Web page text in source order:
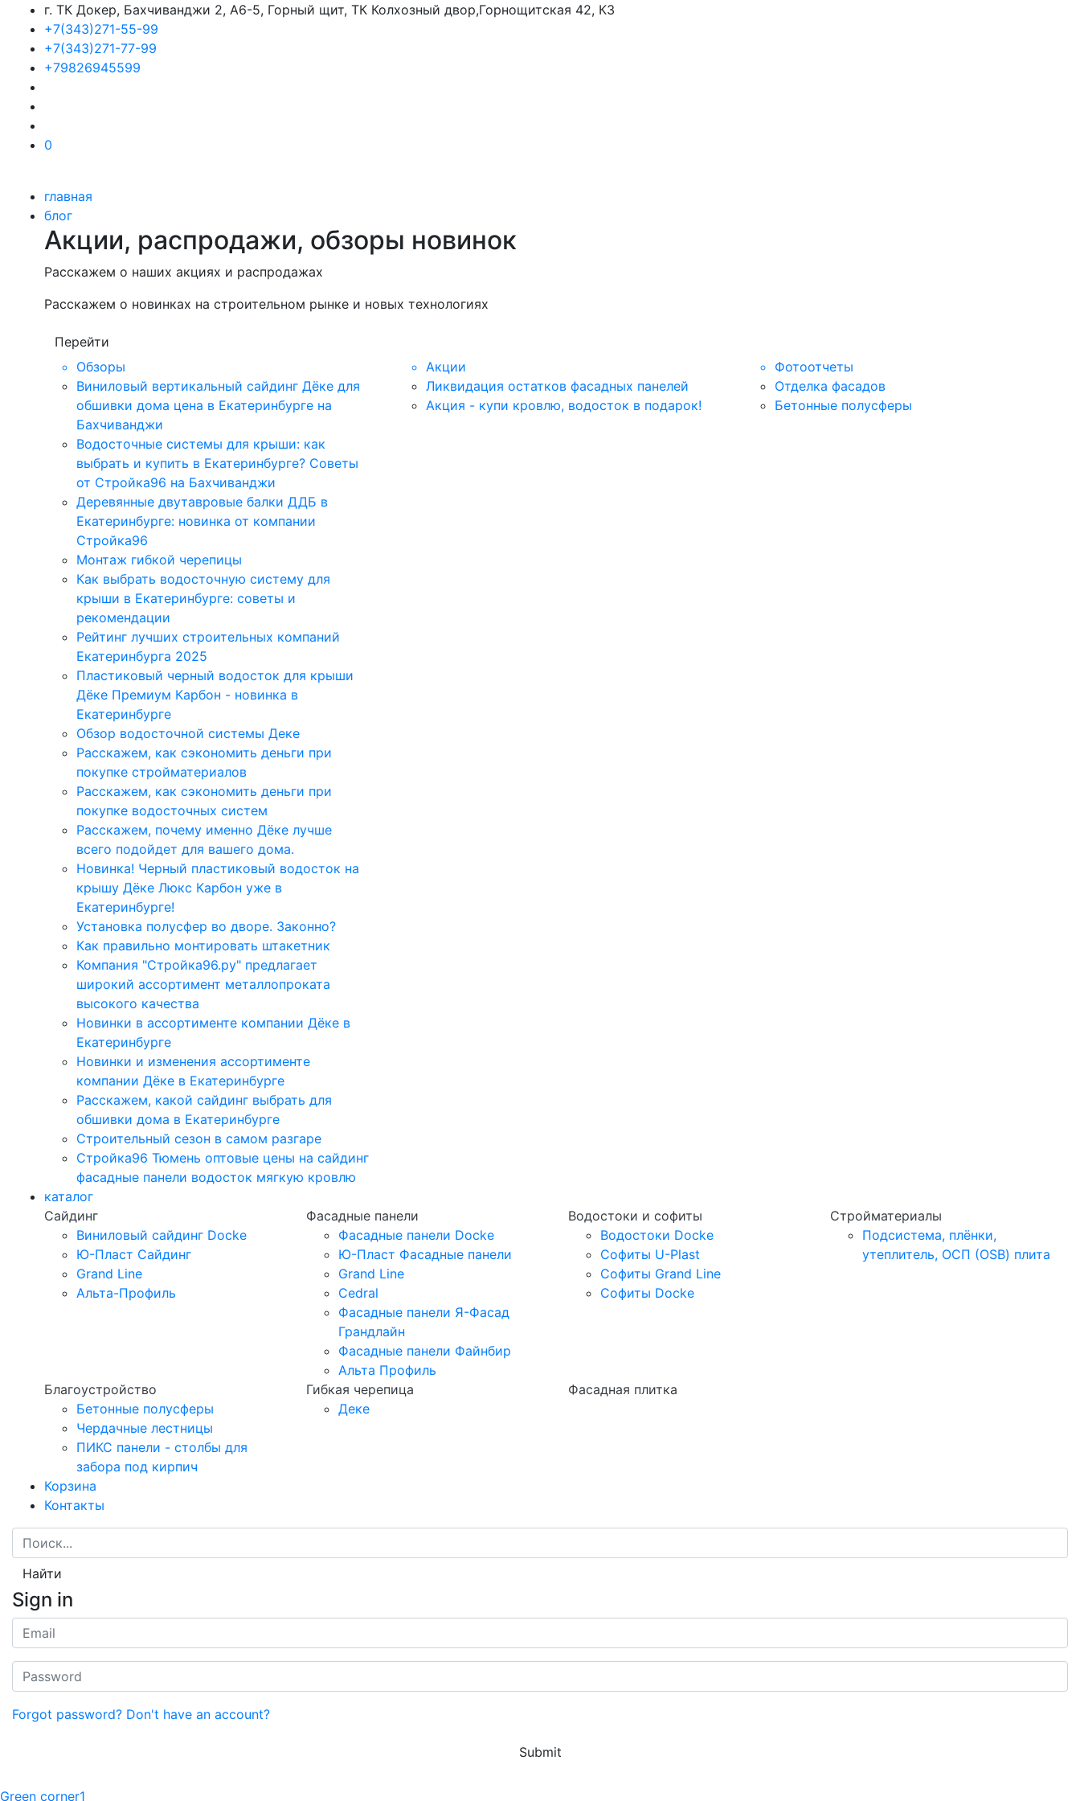
г. ТК Докер, Бахчиванджи 2, А6-5, Горный щит, ТК Колхозный двор,Горнощитская 42, К3
+7(343)271-55-99
+7(343)271-77-99
+79826945599
0
главная
блог
Акции, распродажи, обзоры новинок
Расскажем о наших акциях и распродажах
Расскажем о новинках на строительном рынке и новых технологиях
Перейти
Обзоры
Виниловый вертикальный сайдинг Дёке для
обшивки дома цена в Екатеринбурге на
Бахчиванджи
Водосточные системы для крыши: как
выбрать и купить в Екатеринбурге? Советы
от Стройка96 на Бахчиванджи
Деревянные двутавровые балки ДДБ в
Екатеринбурге: новинка от компании
Стройка96
Монтаж гибкой черепицы
Как выбрать водосточную систему для
крыши в Екатеринбурге: советы и
рекомендации
Рейтинг лучших строительных компаний
Екатеринбурга 2025
Пластиковый черный водосток для крыши
Дёке Премиум Карбон - новинка в
Екатеринбурге
Обзор водосточной системы Деке
Расскажем, как сэкономить деньги при
покупке стройматериалов
Расскажем, как сэкономить деньги при
покупке водосточных систем
Расскажем, почему именно Дёке лучше
всего подойдет для вашего дома.
Новинка! Черный пластиковый водосток на
крышу Дёке Люкс Карбон уже в
Екатеринбурге!
Установка полусфер во дворе. Законно?
Как правильно монтировать штакетник
Компания "Стройка96.ру" предлагает
широкий ассортимент металлопроката
высокого качества
Новинки в ассортименте компании Дёке в
Екатеринбурге
Новинки и изменения ассортименте
компании Дёке в Екатеринбурге
Расскажем, какой сайдинг выбрать для
обшивки дома в Екатеринбурге
Строительный сезон в самом разгаре
Стройка96 Тюмень оптовые цены на сайдинг
фасадные панели водосток мягкую кровлю
Акции
Ликвидация остатков фасадных панелей
Акция - купи кровлю, водосток в подарок!
Фотоотчеты
Отделка фасадов
Бетонные полусферы
каталог
Сайдинг
Виниловый сайдинг Docke
Ю-Пласт Сайдинг
Grand Line
Альта-Профиль
Фасадные панели
Фасадные панели Docke
Ю-Пласт Фасадные панели
Grand Line
Cedral
Фасадные панели Я-Фасад
Грандлайн
Фасадные панели Файнбир
Альта Профиль
Водостоки и софиты
Водостоки Docke
Софиты U-Plast
Софиты Grand Line
Софиты Docke
Стройматериалы
Подсистема, плёнки,
утеплитель, ОСП (OSB) плита
Благоустройство
Бетонные полусферы
Чердачные лестницы
ПИКС панели - столбы для
забора под кирпич
Гибкая черепица
Деке
Фасадная плитка
Корзина
Контакты
Найти
Sign in
Forgot password? Don't have an account?
Submit
Green corner1